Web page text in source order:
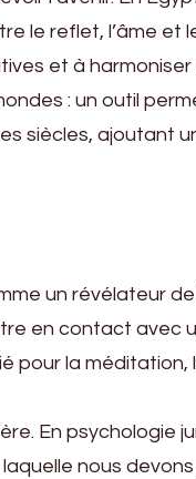
le reflet, l’âme et
et à
: un outil
siècles, ajoutant
un révélateur de
en contact avec
pour la méditation,
En psychologie
nous